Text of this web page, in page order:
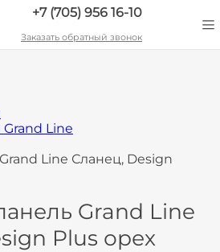
+7 (705) 956 16-10
Заказать обратный звонок
Line
Line Сланец, Design
Grand Line
Plus орех